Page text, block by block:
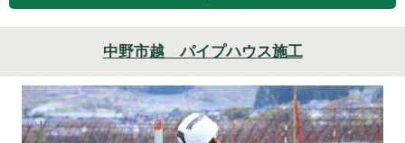
中野市越 パイプハウス施工